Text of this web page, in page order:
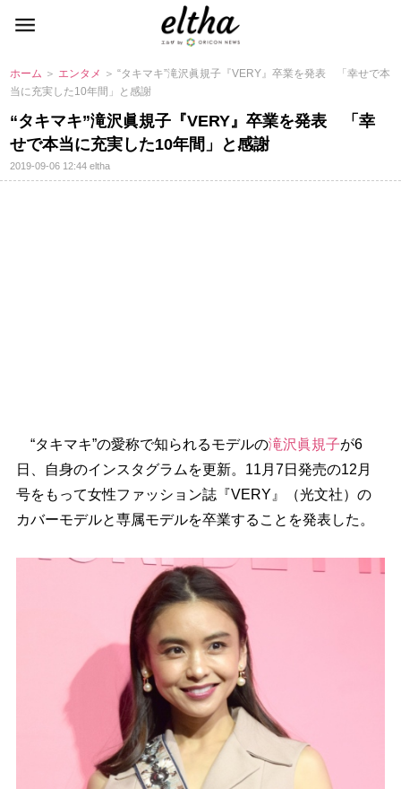
ホーム ＞ エンタメ ＞ “タキマキ”滝沢眞規子『VERY』卒業を発表 「幸せで本
当に充実した10年間」と感謝
“タキマキ”滝沢眞規子『VERY』卒業を発表 「幸
せで本当に充実した10年間」と感謝
2019-09-06 12:44eltha
“タキマキ”の愛称で知られるモデルの滝沢眞規子が6
日、自身のインスタグラムを更新。11月7日発売の12月
号をもって女性ファッション誌『VERY』（光文社）の
カバーモデルと専属モデルを卒業することを発表した。